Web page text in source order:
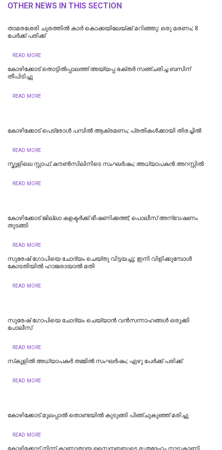
OTHER NEWS IN THIS SECTION
താമരശേരി ചുരത്തില്‍ കാര്‍ കൊക്കയിലേയ്ക്ക് മറിഞ്ഞു: ഒരു മരണം; 8
പേർക്ക് പരിക്ക്
READ MORE
കോഴിക്കോട് തൊട്ടിൽപ്പാലത്ത് അയ്യപ്പ ഭക്തർ സഞ്ചരിച്ച ബസിന്
തീപിടിച്ചു
READ MORE
കോഴിക്കോട് പെട്രോൾ പമ്പിൽ ആക്രമണം; പ്രതികൾക്കായി തിരച്ചിൽ
READ MORE
സ്കൂളിലെ സ്റ്റാഫ് കൗൺസിലിനിടെ സംഘർഷം; അധ്യാപകൻ അറസ്റ്റിൽ
READ MORE
കോഴിക്കോട് ജില്ലാ കളക്ടർക്ക് ഭീഷണിക്കത്ത്; പൊലീസ് അന്വേഷണം
തുടങ്ങി
READ MORE
സുരേഷ് ​ഗോപിയെ ചോദ്യം ചെയ്തു വിട്ടയച്ചു; ഇനി വിളിക്കുമ്പോൾ
കോടതിയിൽ ഹാജരായാല്‍ മതി
READ MORE
സുരേഷ് ഗോപിയെ ചോദ്യം ചെയ്യാന്‍ വന്‍സന്നാഹങ്ങള്‍ ഒരുക്കി
പോലീസ്
READ MORE
സ്‌കൂളിൽ അധ്യാപകർ തമ്മിൽ സംഘർഷം; ഏഴു പേർക്ക് പരിക്ക്
READ MORE
കോഴിക്കോട് മുലപ്പാൽ തൊണ്ടയിൽ കുടുങ്ങി പിഞ്ചുകുഞ്ഞ് മരിച്ചു
READ MORE
കോഴിക്കോട് നിന്ന് കാണാതായ സൈനബയുടെ മൃതദേഹം നാടുകാണി